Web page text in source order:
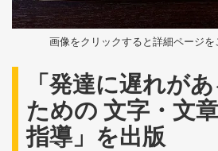
画像をクリックすると詳細ページを
「発達に遅れが
ための 文字・文
指導」を出版